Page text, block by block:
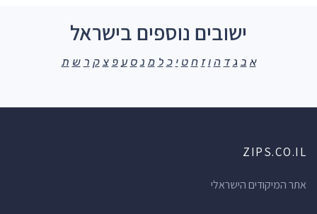
ישובים נוספים בישראל
א ב ג ד ה ו ז ח ט י כ ל מ נ ס ע פ צ ק ר ש ת
ZIPS.CO.IL
אתר המיקודים הישראלי